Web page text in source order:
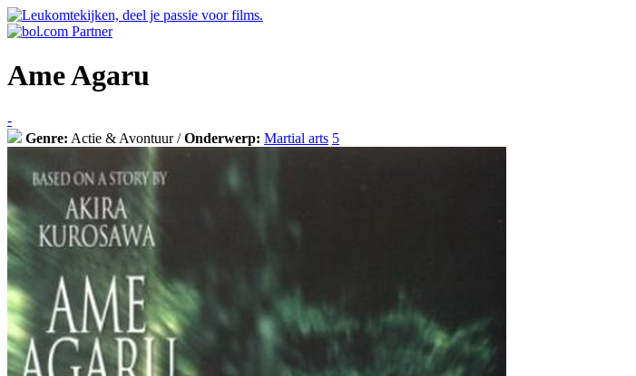
Ame Agaru
-
Genre: Actie & Avontuur /Onderwerp: Martial arts 5